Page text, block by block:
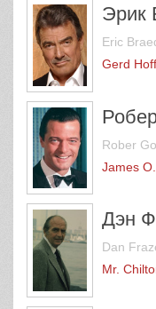
Эрик
Eric
Gerd
Rober
James
Дэн
Dan
Mr.